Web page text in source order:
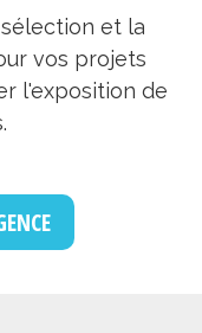
et la
vos projets
l'exposition de